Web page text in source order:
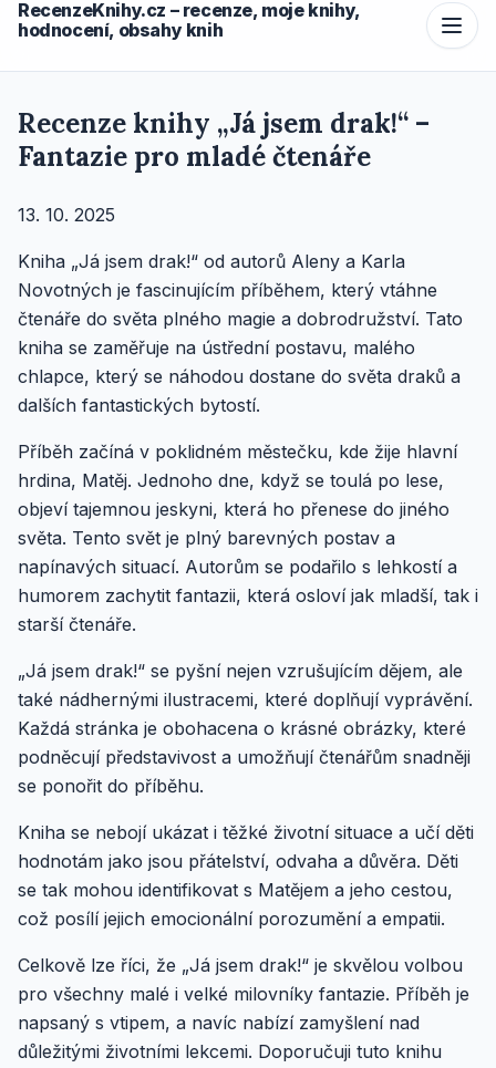
RecenzeKnihy.cz – recenze, moje knihy,
hodnocení, obsahy knih
Recenze knihy „Já jsem drak!“ –
Fantazie pro mladé čtenáře
13. 10. 2025
Kniha „Já jsem drak!“ od autorů Aleny a Karla
Novotných je fascinujícím příběhem, který vtáhne
čtenáře do světa plného magie a dobrodružství. Tato
kniha se zaměřuje na ústřední postavu, malého
chlapce, který se náhodou dostane do světa draků a
dalších fantastických bytostí.
Příběh začíná v poklidném městečku, kde žije hlavní
hrdina, Matěj. Jednoho dne, když se toulá po lese,
objeví tajemnou jeskyni, která ho přenese do jiného
světa. Tento svět je plný barevných postav a
napínavých situací. Autorům se podařilo s lehkostí a
humorem zachytit fantazii, která osloví jak mladší, tak i
starší čtenáře.
„Já jsem drak!“ se pyšní nejen vzrušujícím dějem, ale
také nádhernými ilustracemi, které doplňují vyprávění.
Každá stránka je obohacena o krásné obrázky, které
podněcují představivost a umožňují čtenářům snadněji
se ponořit do příběhu.
Kniha se nebojí ukázat i těžké životní situace a učí děti
hodnotám jako jsou přátelství, odvaha a důvěra. Děti
se tak mohou identifikovat s Matějem a jeho cestou,
což posílí jejich emocionální porozumění a empatii.
Celkově lze říci, že „Já jsem drak!“ je skvělou volbou
pro všechny malé i velké milovníky fantazie. Příběh je
napsaný s vtipem, a navíc nabízí zamyšlení nad
důležitými životními lekcemi. Doporučuji tuto knihu